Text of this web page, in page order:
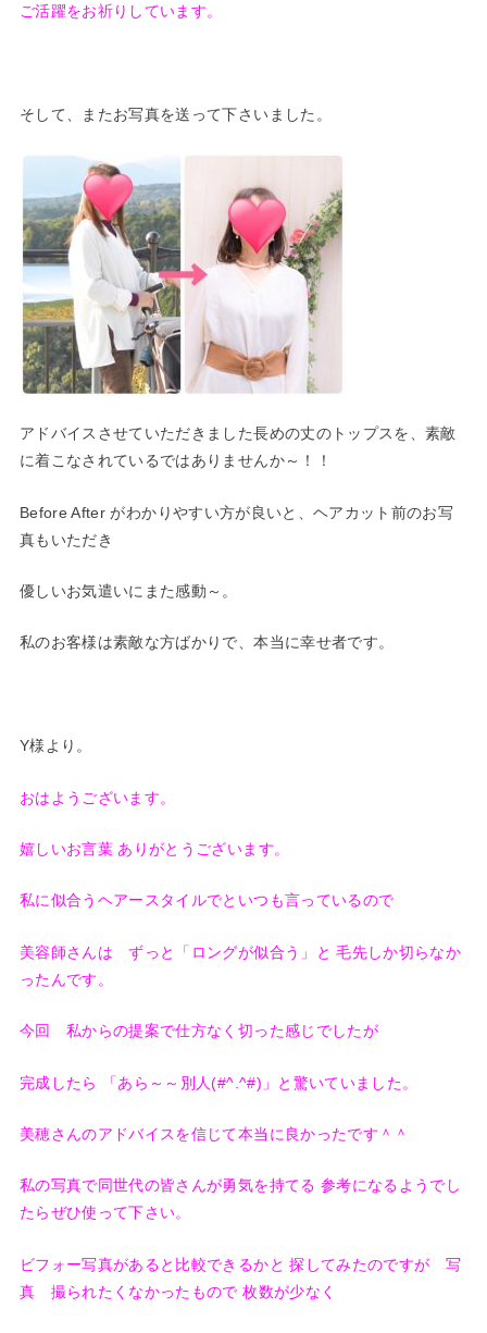
ご活躍をお祈りしています。
そして、またお写真を送って下さいました。
アドバイスさせていただきました長めの丈のトップスを、素敵
に着こなされているではありませんか～！！
Before After がわかりやすい方が良いと、ヘアカット前のお写
真もいただき
優しいお気遣いにまた感動～。
私のお客様は素敵な方ばかりで、本当に幸せ者です。
Y様より。
おはようございます。
嬉しいお言葉 ありがとうございます。
私に似合うヘアースタイルでといつも言っているので
美容師さんは ずっと「ロングが似合う」と 毛先しか切らなか
ったんです。
今回 私からの提案で仕方なく切った感じでしたが
完成したら 「あら～～別人(#^.^#)」と驚いていました。
美穂さんのアドバイスを信じて本当に良かったです＾＾
私の写真で同世代の皆さんが勇気を持てる 参考になるようでし
たらぜひ使って下さい。
ビフォー写真があると比較できるかと 探してみたのですが 写
真 撮られたくなかったもので 枚数が少なく